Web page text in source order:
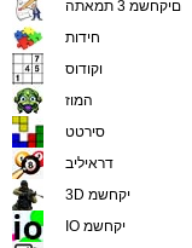
םיקחשמ 3 תמאתה
חידות
וקודוס
המוז
סירטט
דראיליב
3D יקחשמ
IO יקחשמ